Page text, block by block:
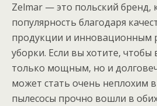
Zelmаr — это польский бренд,
популярность благодаря
продукции и инновационным
уборки. Если вы хотите,
только мощным, но и
может стать очень неплохим
пылесосы прочно вошли в